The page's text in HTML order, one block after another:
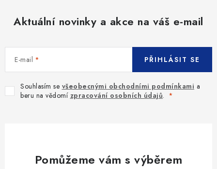
Aktuální novinky a akce na váš e-mail
E-mail
Souhlasím se všeobecnými obchodními podmínkami a
beru na vědomí zpracování osobních údajů.
PŘIHLÁSIT SE
Pomůžeme vám s výběrem